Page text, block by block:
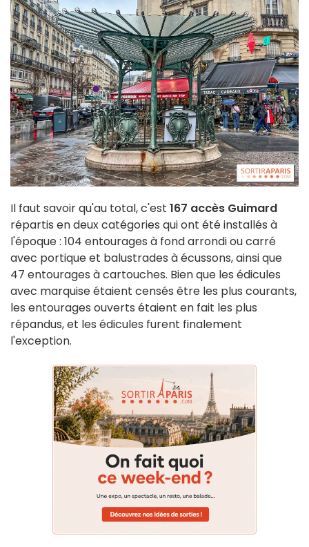
Il faut savoir qu'au total, c'est 167 accès Guimard
répartis en deux catégories qui ont été installés à
l'époque : 104 entourages à fond arrondi ou carré
avec portique et balustrades à écussons, ainsi que
47 entourages à cartouches. Bien que les édicules
avec marquise étaient censés être les plus courants,
les entourages ouverts étaient en fait les plus
répandus, et les édicules furent finalement
l'exception.